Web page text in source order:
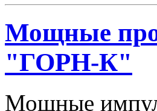
Мощные
"ГОРН-К"
Мощные